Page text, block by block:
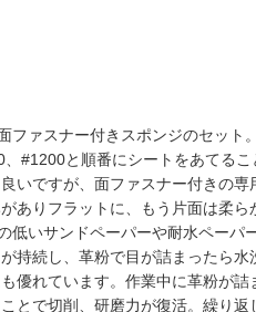
ァスナー付きスポンジのセット
#1200と順番にシートをあてる
いですが、面ファスナー付きの
ありフラットに、もう片面は柔ら
低いサンドペーパーや耐水ペーパ
持続し、革粉で目が詰まったら水
優れています。作業中に革粉が詰
で切削、研磨力が復活。繰り返